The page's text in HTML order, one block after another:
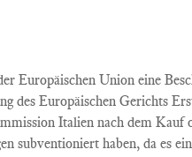
Europäischen Union eine
des Europäischen Gerichts
Italien nach dem Kauf
subventioniert haben, da es ein